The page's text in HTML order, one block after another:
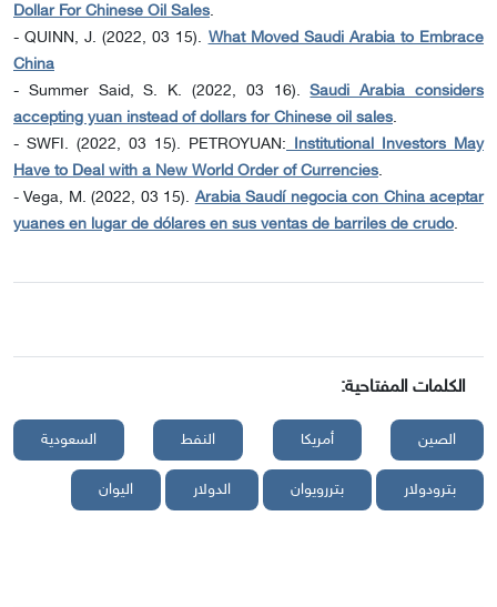
Dollar For Chinese Oil Sales.
- QUINN, J. (2022, 03 15). What Moved Saudi Arabia to Embrace
China
- Summer Said, S. K. (2022, 03 16).Saudi Arabia considers
accepting yuan instead of dollars for Chinese oil sales.
- SWFI. (2022, 03 15). PETROYUAN: Institutional Investors May
Have to Deal with a New World Order of Currencies.
- Vega, M. (2022, 03 15). Arabia Saudí negocia con China aceptar
yuanes en lugar de dólares en sus ventas de barriles de crudo.
الكلمات المفتاحية:
الصين أمريكا النفط السعودية
بترودولار بتررويوان الدولار اليوان